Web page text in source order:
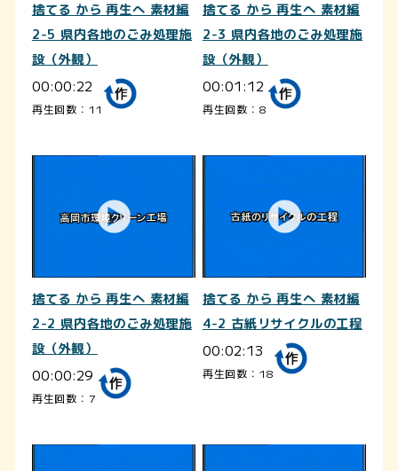
捨てる から 再生へ 素材編
2-5 県内各地のごみ処理施
設（外観）
00:00:22
再生回数：11
捨てる から 再生へ 素材編
2-3 県内各地のごみ処理施
設（外観）
00:01:12
再生回数：8
捨てる から 再生へ 素材編
2-2 県内各地のごみ処理施
設（外観）
00:00:29
再生回数：7
捨てる から 再生へ 素材編
4-2 古紙リサイクルの工程
00:02:13
再生回数：18